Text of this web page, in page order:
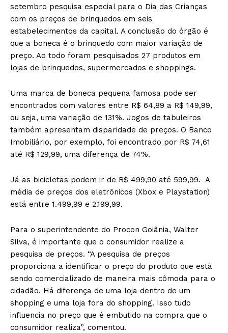
setembro pesquisa especial para o Dia das Crianças
com os preços de brinquedos em seis
estabelecimentos da capital. A conclusão do órgão é
que a boneca é o brinquedo com maior variação de
preço. Ao todo foram pesquisados 27 produtos em
lojas de brinquedos, supermercados e shoppings.
Uma marca de boneca pequena famosa pode ser
encontrados com valores entre R$ 64,89 a R$ 149,99,
ou seja, uma variação de 131%. Jogos de tabuleiros
também apresentam disparidade de preços. O Banco
Imobiliário, por exemplo, foi encontrado por R$ 74,61
até R$ 129,99, uma diferença de 74%.
Já as bicicletas podem ir de R$ 499,90 até 599,99. A
média de preços dos eletrônicos (Xbox e Playstation)
está entre 1.499,99 e 2.199,99.
Para o superintendente do Procon Goiânia, Walter
Silva, é importante que o consumidor realize a
pesquisa de preços. “A pesquisa de preços
proporciona a identificar o preço do produto que está
sendo comercializado de maneira mais cômoda para o
cidadão. Há diferença de uma loja dentro de um
shopping e uma loja fora do shopping. Isso tudo
influencia no preço que é embutido na compra que o
consumidor realiza”, comentou.